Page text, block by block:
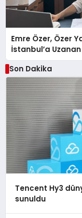
Emre Özer, Özer
İstanbul’a
Son Dakika
Tencent Hy3
sunuldu